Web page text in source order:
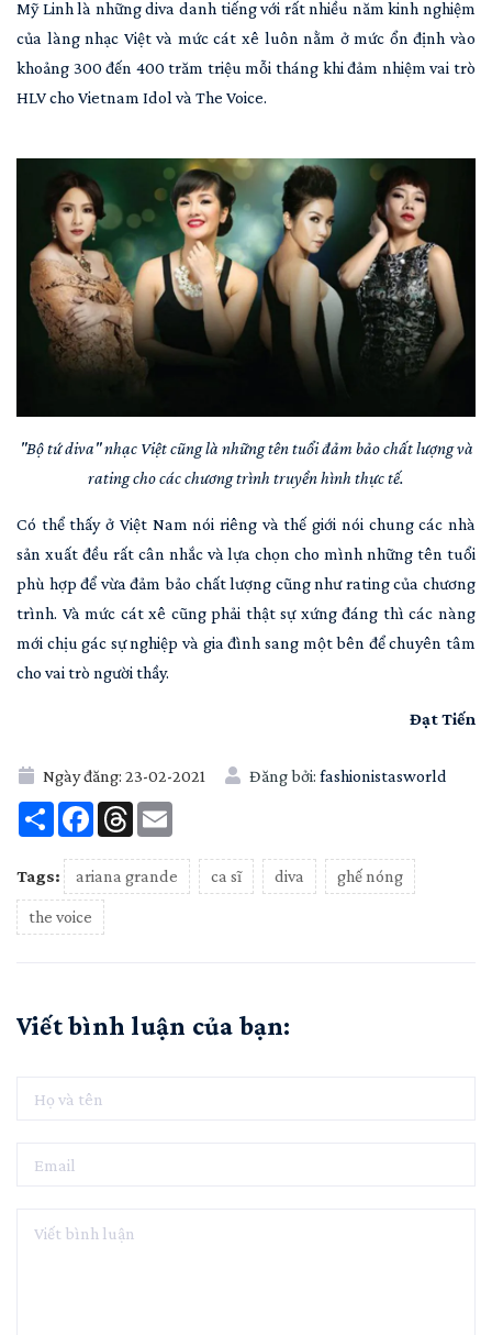
Mỹ Linh là những diva danh tiếng với rất nhiều năm kinh nghiệm
của làng nhạc Việt và mức cát xê luôn nằm ở mức ổn định vào
khoảng 300 đến 400 trăm triệu mỗi tháng khi đảm nhiệm vai trò
HLV cho Vietnam Idol và The Voice.
"Bộ tứ diva" nhạc Việt cũng là những tên tuổi đảm bảo chất lượng và
rating cho các chương trình truyền hình thực tế.
Có thể thấy ở Việt Nam nói riêng và thế giới nói chung các nhà
sản xuất đều rất cân nhắc và lựa chọn cho mình những tên tuổi
phù hợp để vừa đảm bảo chất lượng cũng như rating của chương
trình. Và mức cát xê cũng phải thật sự xứng đáng thì các nàng
mới chịu gác sự nghiệp và gia đình sang một bên để chuyên tâm
cho vai trò người thầy.
Đạt Tiến
Ngày đăng: 23-02-2021 Đăng bởi: fashionistasworld
Share Facebook
Threads
Tags: ariana grande ca sĩ diva ghế nóng
the voice
Viết bình luận của bạn: